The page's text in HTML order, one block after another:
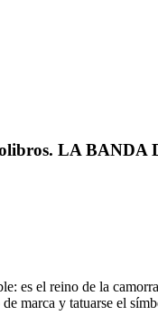
LA BANDA
es el reino de la
marca y tatuarse el